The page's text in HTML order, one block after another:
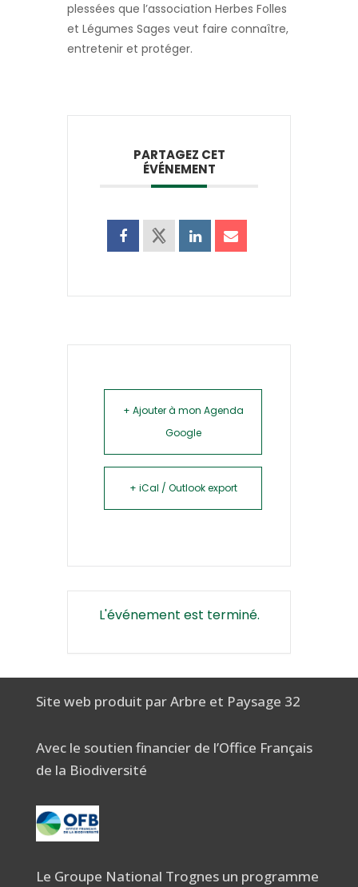
plessées que l’association Herbes Folles
et Légumes Sages veut faire connaître,
entretenir et protéger.
PARTAGEZ CET
ÉVÉNEMENT
+ Ajouter à mon Agenda
Google
+ iCal / Outlook export
L'événement est terminé.
Site web produit par Arbre et Paysage 32
Avec le soutien financier de l’Office Français
de la Biodiversité
Le Groupe National Trognes un programme